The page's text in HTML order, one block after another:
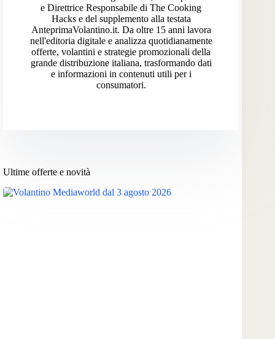
e Direttrice Responsabile di The Cooking
Hacks e del supplemento alla testata
AnteprimaVolantino.it. Da oltre 15 anni lavora
nell'editoria digitale e analizza quotidianamente
offerte, volantini e strategie promozionali della
grande distribuzione italiana, trasformando dati
e informazioni in contenuti utili per i
consumatori.
Ultime offerte e novità